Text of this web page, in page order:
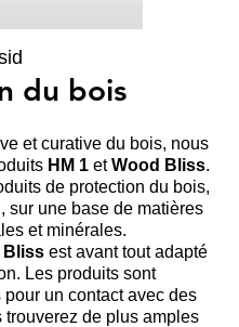
du bois
et curative du bois, nous
HM 1etWood Bliss.
de protection du bois,
sur une base de matières
et minérales.
Bliss est avant tout adapté
Les produits sont
un contact avec des
de plus amples